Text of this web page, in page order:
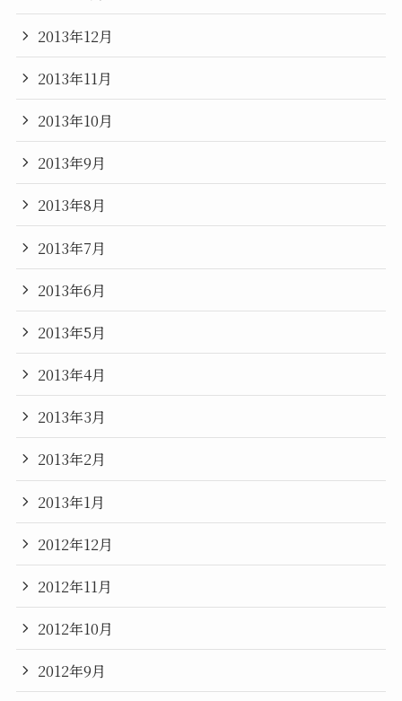
2013年12月
2013年11月
2013年10月
2013年9月
2013年8月
2013年7月
2013年6月
2013年5月
2013年4月
2013年3月
2013年2月
2013年1月
2012年12月
2012年11月
2012年10月
2012年9月